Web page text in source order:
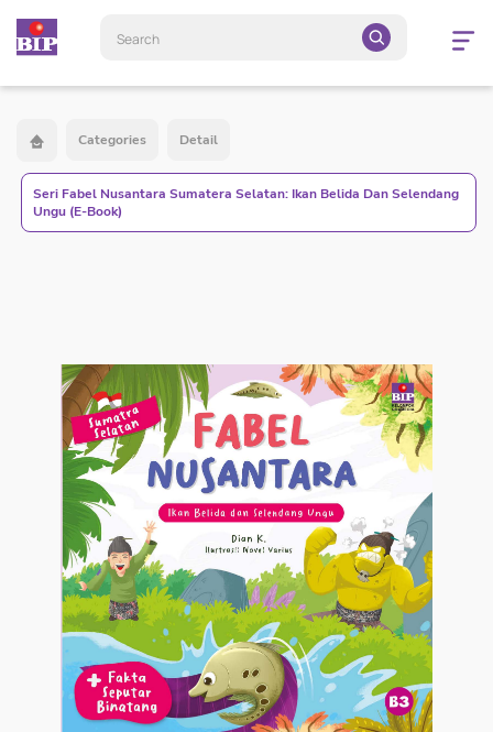
Open
Categories Detail
Seri Fabel Nusantara Sumatera Selatan: Ikan Belida Dan Selendang
Ungu (E-Book)